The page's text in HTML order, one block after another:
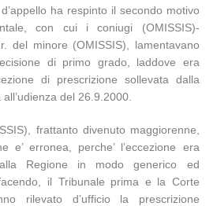
ha respinto il secondo motivo
con cui i coniugi (OMISSIS)-
del minore (OMISSIS), lamentavano
di primo grado, laddove era
di prescrizione sollevata dalla
del 26.9.2000.
frattanto divenuto maggiorenne,
e’ erronea, perche’ l’eccezione era
Regione in modo generico ed
il Tribunale prima e la Corte
rilevato d’ufficio la prescrizione